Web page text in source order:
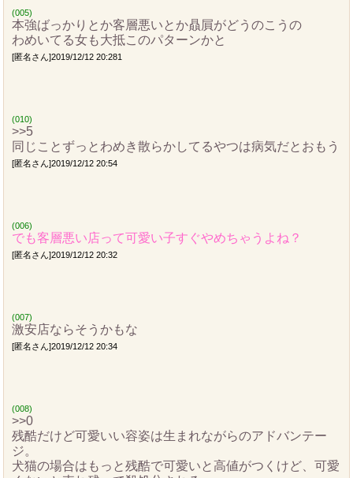
(005)
本強ばっかりとか客層悪いとか贔屓がどうのこうの
わめいてる女も大抵このパターンかと
[匿名さん]2019/12/12 20:281
(010)
>>5
同じことずっとわめき散らかしてるやつは病気だとおもう
[匿名さん]2019/12/12 20:54
(006)
でも客層悪い店って可愛い子すぐやめちゃうよね？
[匿名さん]2019/12/12 20:32
(007)
激安店ならそうかもな
[匿名さん]2019/12/12 20:34
(008)
>>0
残酷だけど可愛いい容姿は生まれながらのアドバンテー
ジ。
犬猫の場合はもっと残酷で可愛いと高値がつくけど、可愛